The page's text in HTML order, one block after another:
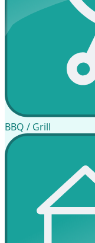
BBQ / Grill